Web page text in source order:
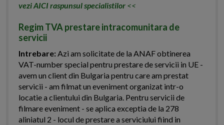
vezi AICI raspunsul specialistilor <<
Regim TVA prestare intracomunitara de
servicii
Intrebare:Azi am solicitate de la ANAF obtinerea
VAT-number special pentru prestare de servicii in UE -
avem un client din Bulgaria pentru care am prestat
servicii - am filmat un eveniment organizat intr-o
locatie a clientului din Bulgaria. Pentru servicii de
filmare eveniment - se aplica exceptia de la 278
aliniatul 2 - locul de prestare a serviciului fiind in